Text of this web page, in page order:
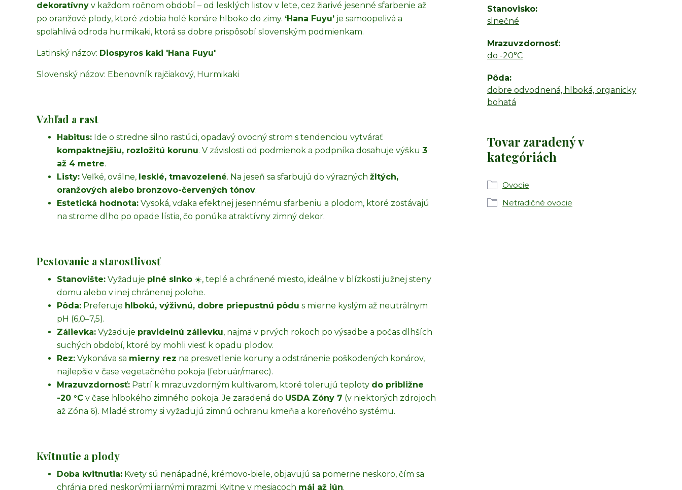
dekoratívny v každom ročnom období – od lesklých listov v lete, cez žiarivé jesenné sfarbenie až
po oranžové plody, ktoré zdobia holé konáre hlboko do zimy. ‘Hana Fuyu’ je samoopelivá a
spoľahlivá odroda hurmikaki, ktorá sa dobre prispôsobí slovenským podmienkam.
Latinský názov: Diospyros kaki 'Hana Fuyu'
Slovenský názov: Ebenovník rajčiakový, Hurmikaki
Vzhľad a rast
Habitus: Ide o stredne silno rastúci, opadavý ovocný strom s tendenciou vytvárať
kompaktnejšiu, rozložitú korunu. V závislosti od podmienok a podpníka dosahuje výšku 3
až 4 metre.
Listy: Veľké, oválne, lesklé, tmavozelené. Na jeseň sa sfarbujú do výrazných žltých,
oranžových alebo bronzovo-červených tónov.
Estetická hodnota: Vysoká, vďaka efektnej jesennému sfarbeniu a plodom, ktoré zostávajú
na strome dlho po opade lístia, čo ponúka atraktívny zimný dekor.
Pestovanie a starostlivosť
Stanovište: Vyžaduje plné slnko ☀️, teplé a chránené miesto, ideálne v blízkosti južnej steny
domu alebo v inej chránenej polohe.
Pôda: Preferuje hlbokú, výživnú, dobre priepustnú pôdu s mierne kyslým až neutrálnym
pH (6,0–7,5).
Zálievka: Vyžaduje pravidelnú zálievku, najmä v prvých rokoch po výsadbe a počas dlhších
suchých období, ktoré by mohli viesť k opadu plodov.
Rez: Vykonáva sa mierny rez na presvetlenie koruny a odstránenie poškodených konárov,
najlepšie v čase vegetačného pokoja (február/marec).
Mrazuvzdornosť: Patrí k mrazuvzdorným kultivarom, ktoré tolerujú teploty do približne
-20 °C v čase hlbokého zimného pokoja. Je zaradená do USDA Zóny 7 (v niektorých zdrojoch
až Zóna 6). Mladé stromy si vyžadujú zimnú ochranu kmeňa a koreňového systému.
Kvitnutie a plody
Doba kvitnutia: Kvety sú nenápadné, krémovo-biele, objavujú sa pomerne neskoro, čím sa
chránia pred neskorými jarnými mrazmi. Kvitne v mesiacoch máj až jún.
Stanovisko
slnečné
Mrazuvzdornosť
do -20°C
Pôda
dobre odvodnená, hlboká, organicky
bohatá
Tovar zaradený v
kategóriách
Ovocie
Netradičné ovocie